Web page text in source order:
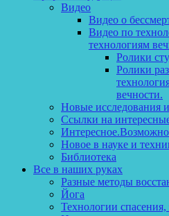
Видео
Видео о
Видео по
технологиям
Ролики
Ролики
вечности.
Новые исследования
Ссылки на
Новое в науке и
Библиотека
Все в наших руках
Разные методы
Йога
Технологии